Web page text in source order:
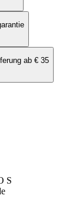
ab € 35
S